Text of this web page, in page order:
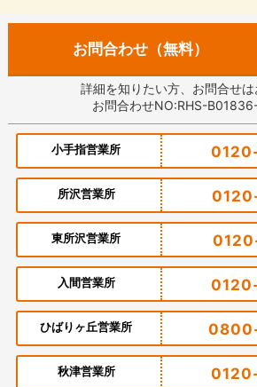
お問合わせ（無料）
詳細を知りたい方、お問合せは
お問合わせNO:RHS-
小手指営業所
所沢営業所
東所沢営業所
入間営業所
ひばりヶ丘営業所
秋津営業所